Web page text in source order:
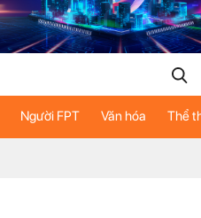
Người FPT Văn hóa Thể